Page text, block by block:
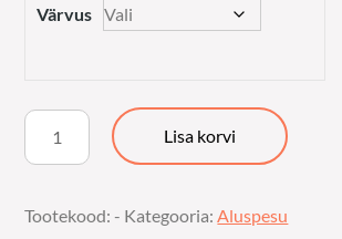
Värvus
Käpapatrulli
aluspesu
kogus
Lisa korvi
Tootekood:- Kategooria:Aluspesu